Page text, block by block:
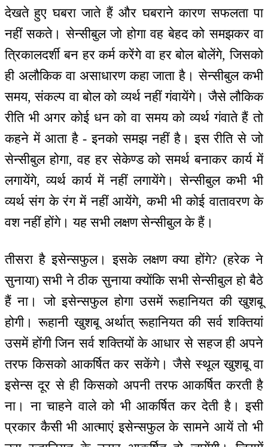
देखते हुए घबरा जाते हैं और घबराने कारण सफलता पा
नहीं सकते। सेन्सीबुल जो होगा वह बेहद को समझकर वा
त्रिकालदर्शी बन हर कर्म करेंगे वा हर बोल बोलेंगे, जिसको
ही अलौकिक वा असाधारण कहा जाता है। सेन्सीबुल कभी
समय, संकल्प वा बोल को व्यर्थ नहीं गंवायेंगे। जैसे लौकिक
रीति भी अगर कोई धन को वा समय को व्यर्थ गंवाते हैं तो
कहने में आता है - इनको समझ नहीं है। इस रीति से जो
सेन्सीबुल होगा, वह हर सेकेण्ड को समर्थ बनाकर कार्य में
लगायेंगे, व्यर्थ कार्य में नहीं लगायेंगे। सेन्सीबुल कभी भी
व्यर्थ संग के रंग में नहीं आयेंगे, कभी भी कोई वातावरण के
वश नहीं होंगे। यह सभी लक्षण सेन्सीबुल के हैं।
तीसरा है इसेन्सफुल। इसके लक्षण क्या होंगे? (हरेक ने
सुनाया) सभी ने ठीक सुनाया क्योंकि सभी सेन्सीबुल हो बैठे
हैं ना। जो इसेन्सफुल होगा उसमें रूहानियत की खुशबू
होगी। रूहानी खुशबू अर्थात् रूहानियत की सर्व शक्तियां
उसमें होंगी जिन सर्व शक्तियों के आधार से सहज ही अपने
तरफ किसको आकर्षित कर सकेंगे। जैसे स्थूल खुशबू वा
इसेन्स दूर से ही किसको अपनी तरफ आकर्षित करती है
ना। ना चाहने वाले को भी आकर्षित कर देती है। इसी
प्रकार कैसी भी आत्माएं इसेन्सफुल के सामने आयें तो भी